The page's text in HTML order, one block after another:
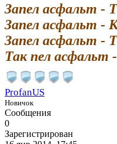
Запел асфальт -
Запел асфальт -
Запел асфальт -
Так пел асфальт
ProfanUS
Новичок
Сообщения
0
Зарегистрирован